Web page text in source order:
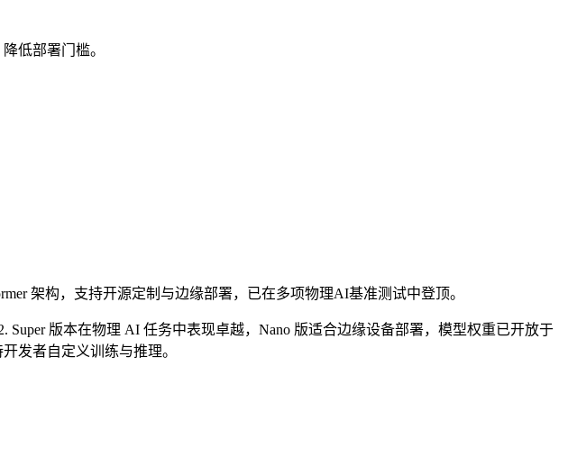
低部署门槛。
架构，支持开源定制与边缘部署，已在多项物理AI基准测试中登顶。
Super 版本在物理 AI 任务中表现卓越，Nano 版适合边缘设备部署，模型权重已开放于
发者自定义训练与推理。